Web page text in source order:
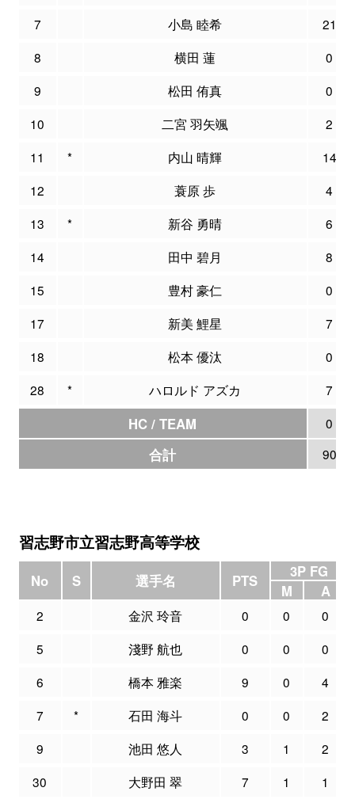
7
小島 睦希
21
8
横田 蓮
0
9
松田 侑真
0
10
二宮 羽矢颯
2
11
* 内山 晴輝
14
12
蓑原 歩
4
13
* 新谷 勇晴
6
14
田中 碧月
8
15
豊村 豪仁
0
17
新美 鯉星
7
18
松本 優汰
0
28
* ハロルド アズカ 7
HC / TEAM 0
合計 90
習志野市立習志野高等学校
No S 選手名 PTS
3P FG
M
A
2 金沢 玲音 0 0
0
5
淺野 航也 0 0
0
6
橋本 雅楽 9 0
4
7
* 石田 海斗 0 0
2
9
池田 悠人 3 1
2
30
大野田 翠 7 1 1